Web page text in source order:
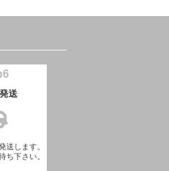
送
送します。
ち下さい。